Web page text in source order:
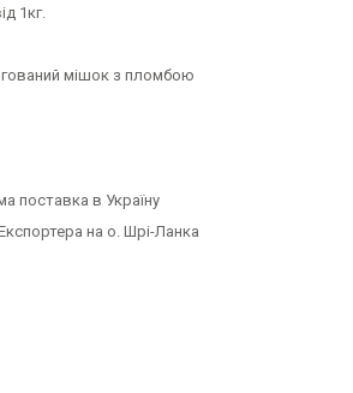
1кг.
мішок з пломбою
поставка в Україну
на о. Шрі-Ланка